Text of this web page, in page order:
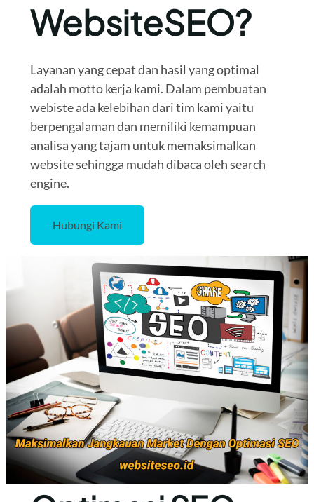
WebsiteSEO?
Layanan yang cepat dan hasil yang optimal
adalah motto kerja kami. Dalam pembuatan
webiste ada kelebihan dari tim kami yaitu
berpengalaman dan memiliki kemampuan
analisa yang tajam untuk memaksimalkan
website sehingga mudah dibaca oleh search
engine.
Hubungi Kami